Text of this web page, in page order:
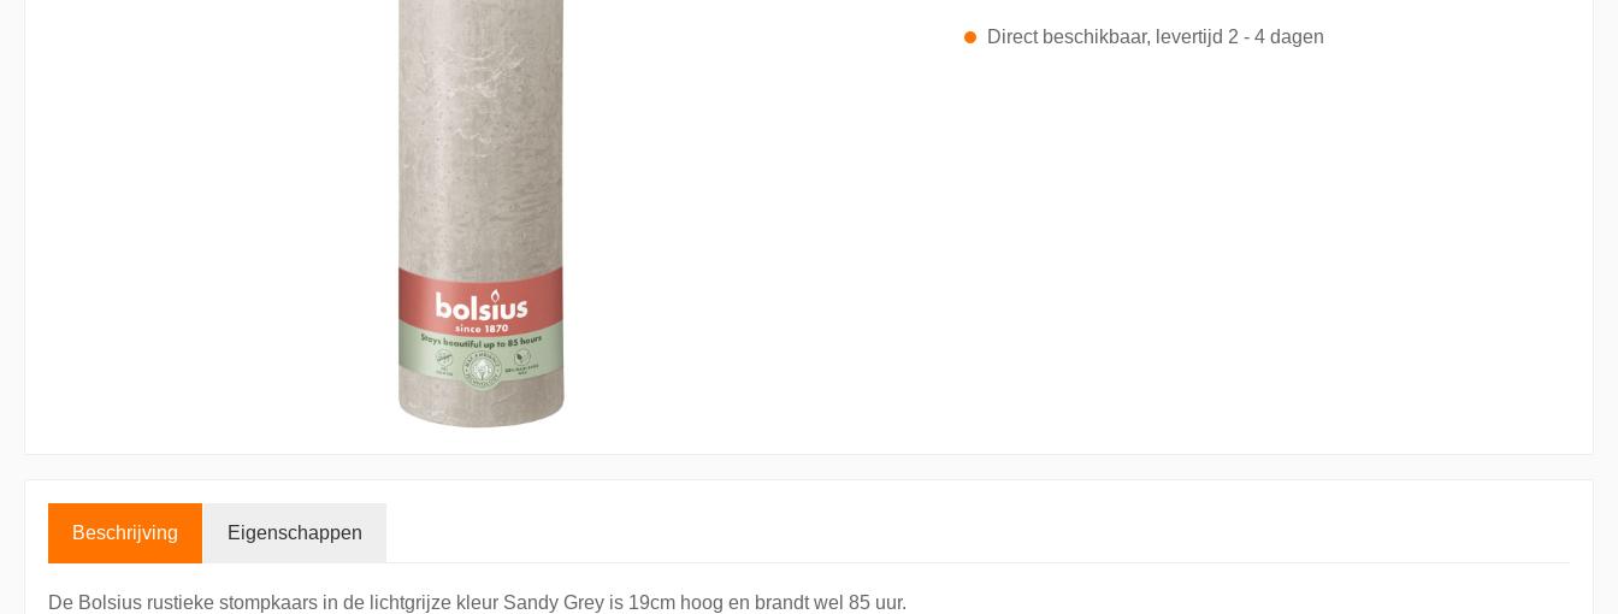
Displays
Direct beschikbaar, levertijd 2 - 4 dagen
Beschrijving Eigenschappen
De Bolsius rustieke stompkaars in de lichtgrijze kleur Sandy Grey is 19cm hoog en brandt wel 85 uur.